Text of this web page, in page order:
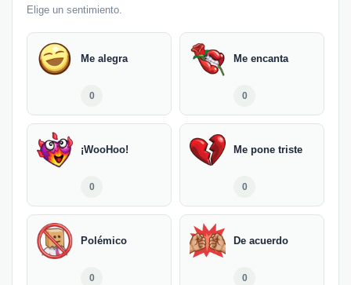
Elige un sentimiento.
Me alegra
0
Me encanta
0
¡WooHoo!
0
Me pone triste
0
Polémico
0
De acuerdo
0